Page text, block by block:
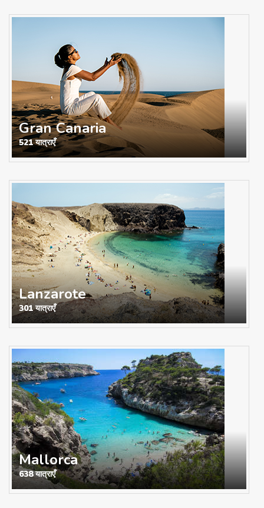
Gran Canaria
521 यात्राएँ
Lanzarote
301 यात्राएँ
Mallorca
638 यात्राएँ